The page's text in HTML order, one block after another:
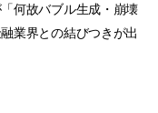
何故バブル生成・崩壊
業界との結びつきが出